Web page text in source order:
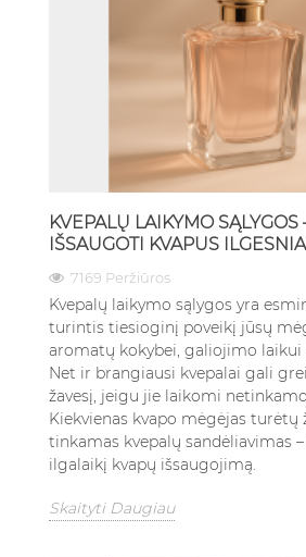
KVEPALŲ LAIKYMO SĄLYGOS
IŠSAUGOTI KVAPUS
7169 Peržiūros
Kvepalų laikymo sąlygos yra
turintis tiesioginį poveikį jūsų
aromatų kokybei, galiojimo
Net ir brangiausi kvepalai gali
žavesį, jeigu jie laikomi
Kiekvienas kvapo mėgėjas turėtų
tinkamas kvepalų sandėliavimas
ilgalaikį kvapų išsaugojimą.
Skaityti Daugiau